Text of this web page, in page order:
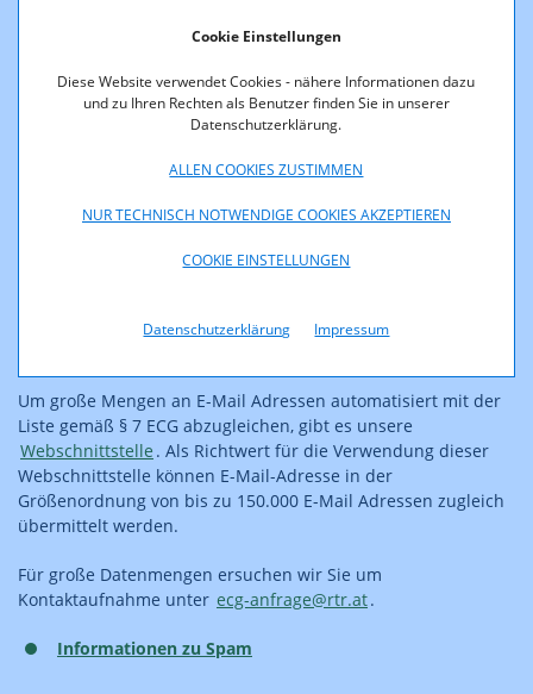
Cookie Einstellungen
Diese Website verwendet Cookies - nähere Informationen dazu
und zu Ihren Rechten als Benutzer finden Sie in unserer
Datenschutzerklärung.
ALLEN COOKIES ZUSTIMMEN
NUR TECHNISCH NOTWENDIGE COOKIES AKZEPTIEREN
COOKIE EINSTELLUNGEN
Datenschutzerklärung Impressum
Seit Jänner 2020 bietet die RTR-GmbH ein überarbeitetes,
Näheres finden Sie auf den folgenden Seiten:
Entfernen
Um große Mengen an E-Mail Adressen automatisiert mit der
Liste gemäß § 7 ECG abzugleichen, gibt es unsere
Webschnittstelle . Als Richtwert für die Verwendung dieser
Webschnittstelle können E-Mail-Adresse in der
Größenordnung von bis zu 150.000 E-Mail Adressen zugleich
übermittelt werden.
Für große Datenmengen ersuchen wir Sie um
Kontaktaufnahme unter ecg-anfrage@rtr.at.
Informationen zu Spam